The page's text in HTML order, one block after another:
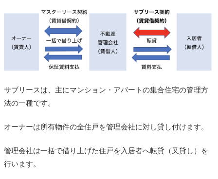
サブリースは、主にマンション・アパートの集合住宅の管理方
法の一種です。
オーナーは所有物件の全住戸を管理会社に対し貸し付けます。
管理会社は一括で借り上げた住戸を入居者へ転貸（又貸し）を
行います。